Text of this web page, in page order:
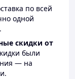
по всей
одной
скидки от
были
— на